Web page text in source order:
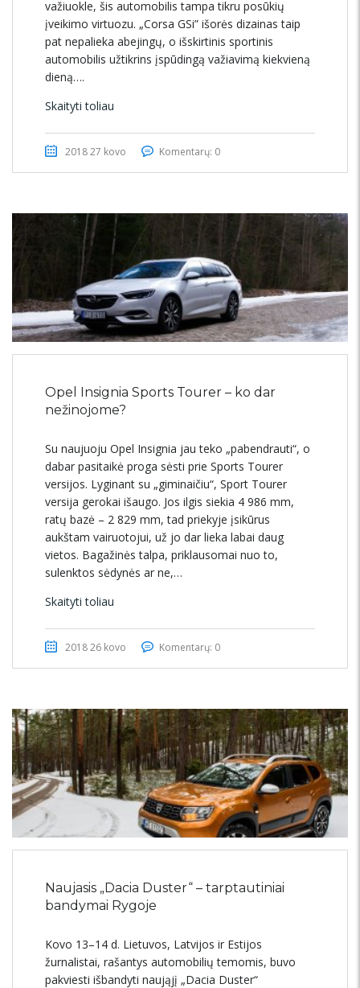
važiuokle, šis automobilis tampa tikru posūkių
įveikimo virtuozu. „Corsa GSi” išorės dizainas taip
pat nepalieka abejingų, o išskirtinis sportinis
automobilis užtikrins įspūdingą važiavimą kiekvieną
dieną….
Skaityti toliau
2018 27 kovo Komentarų: 0
Opel Insignia Sports Tourer – ko dar
nežinojome?
Su naujuoju Opel Insignia jau teko „pabendrauti“, o
dabar pasitaikė proga sėsti prie Sports Tourer
versijos. Lyginant su „giminaičiu“, Sport Tourer
versija gerokai išaugo. Jos ilgis siekia 4 986 mm,
ratų bazė – 2 829 mm, tad priekyje įsikūrus
aukštam vairuotojui, už jo dar lieka labai daug
vietos. Bagažinės talpa, priklausomai nuo to,
sulenktos sėdynės ar ne,…
Skaityti toliau
2018 26 kovo Komentarų: 0
Naujasis „Dacia Duster“ – tarptautiniai
bandymai Rygoje
Kovo 13–14 d. Lietuvos, Latvijos ir Estijos
žurnalistai, rašantys automobilių temomis, buvo
pakviesti išbandyti naująjį „Dacia Duster“